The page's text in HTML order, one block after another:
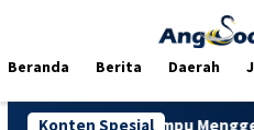
Beranda Berita Daerah
Konten Spesial
Mampu Menggerakkan